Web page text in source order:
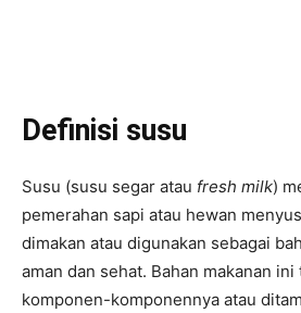
Definisi susu
Susu (susu segar atau fresh milk)
pemerahan sapi atau hewan
dimakan atau digunakan sebagai
aman dan sehat. Bahan makanan
komponen-komponennya atau